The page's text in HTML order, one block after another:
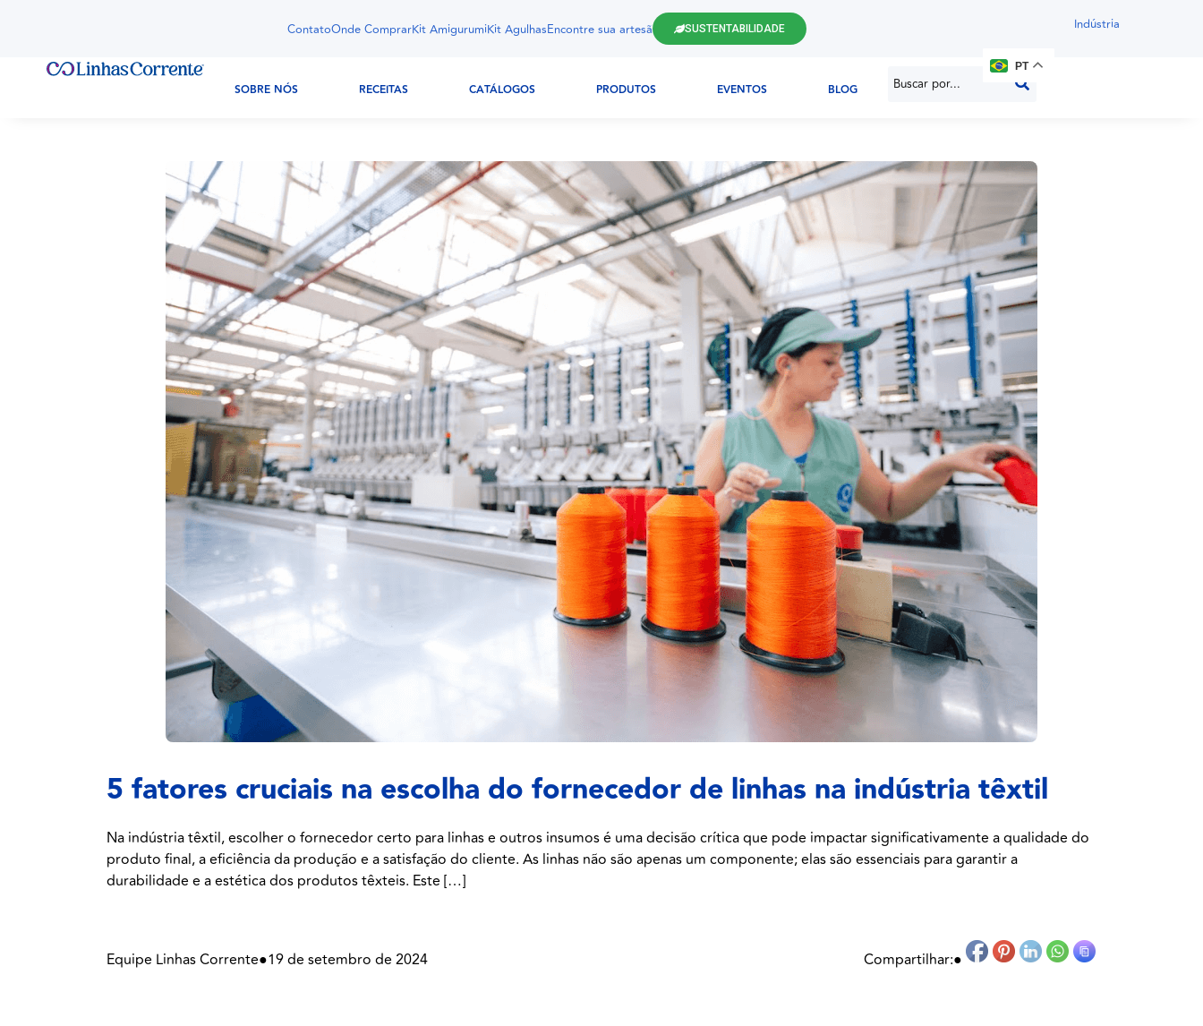
ContatoOnde ComprarKit AmigurumiKit AgulhasEncontre sua artesã SUSTENTABILIDADE Indústria
SOBRE NÓS RECEITAS CATÁLOGOS PRODUTOS EVENTOS BLOG
PT
5 fatores cruciais na escolha do fornecedor de linhas na indústria têxtil
Na indústria têxtil, escolher o fornecedor certo para linhas e outros insumos é uma decisão crítica que pode impactar significativamente a qualidade do
produto final, a eficiência da produção e a satisfação do cliente. As linhas não são apenas um componente; elas são essenciais para garantir a
durabilidade e a estética dos produtos têxteis. Este […]
Equipe Linhas Corrente●19 de setembro de 2024 Compartilhar:●